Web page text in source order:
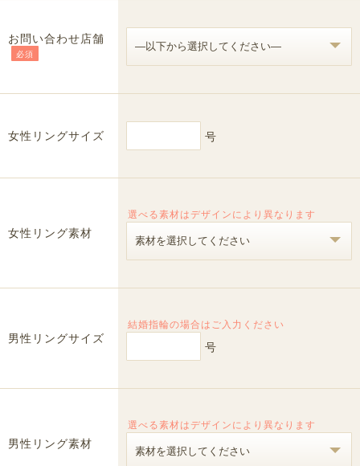
お問い合わせ店舗
必須
女性リングサイズ 号
女性リング素材
選べる素材はデザインにより異なります
男性リングサイズ
結婚指輪の場合はご入力ください
号
男性リング素材
選べる素材はデザインにより異なります